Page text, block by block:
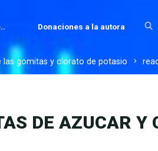
Donaciones a la autora
las gomitas y clorato de potasio
DE AZUCAR Y